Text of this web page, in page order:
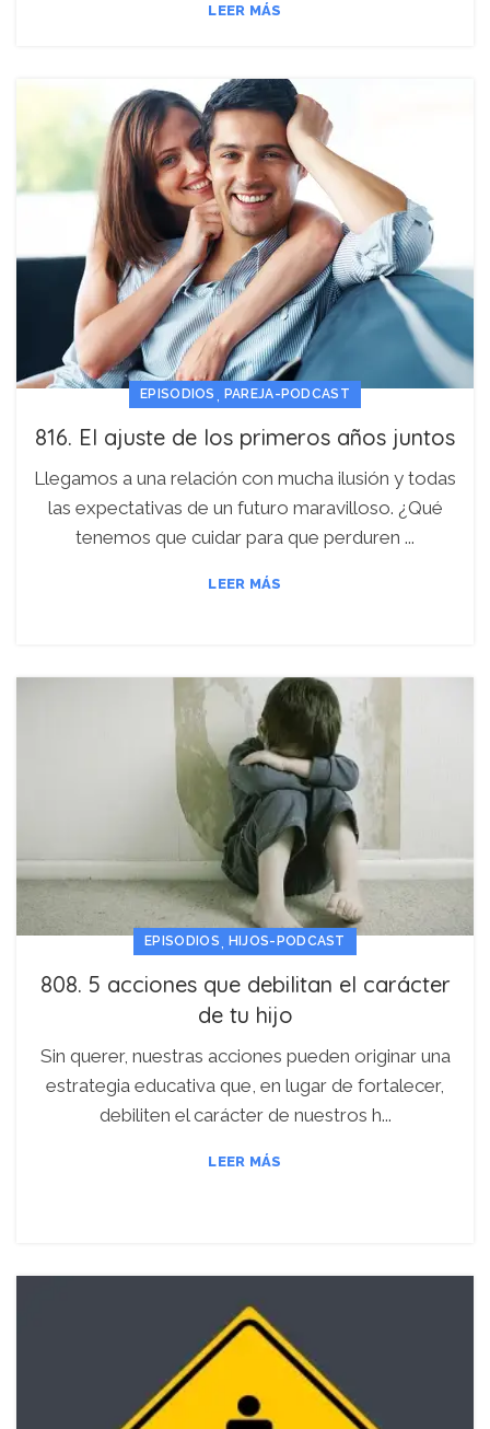
LEER MÁS
EPISODIOS , PAREJA-PODCAST
816. El ajuste de los primeros años juntos
Llegamos a una relación con mucha ilusión y todas
las expectativas de un futuro maravilloso. ¿Qué
tenemos que cuidar para que perduren ...
LEER MÁS
EPISODIOS HIJOS-PODCAST
808. 5 acciones que debilitan el carácter
de tu hijo
Sin querer, nuestras acciones pueden originar una
estrategia educativa que, en lugar de fortalecer,
debiliten el carácter de nuestros h...
LEER MÁS